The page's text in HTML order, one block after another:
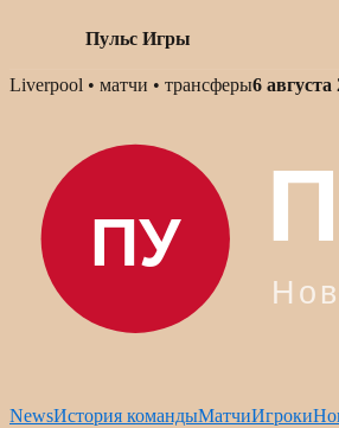
Пульс Игры
Skip
Liverpool • матчи • трансферы6 августа
NewsИстория командыМатчиИгроки